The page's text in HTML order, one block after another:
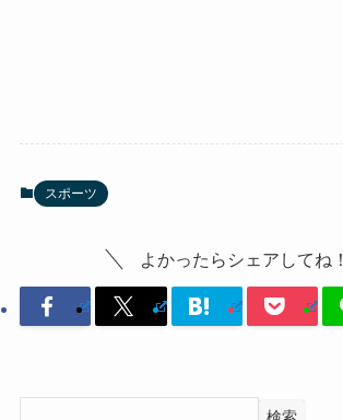
スポーツ
よかったらシェアしてね！
検索